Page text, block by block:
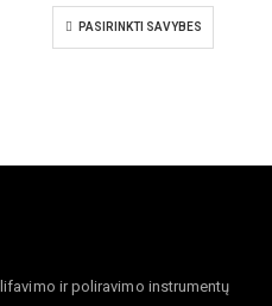
PASIRINKTI SAVYBES
ir poliravimo instrumentų